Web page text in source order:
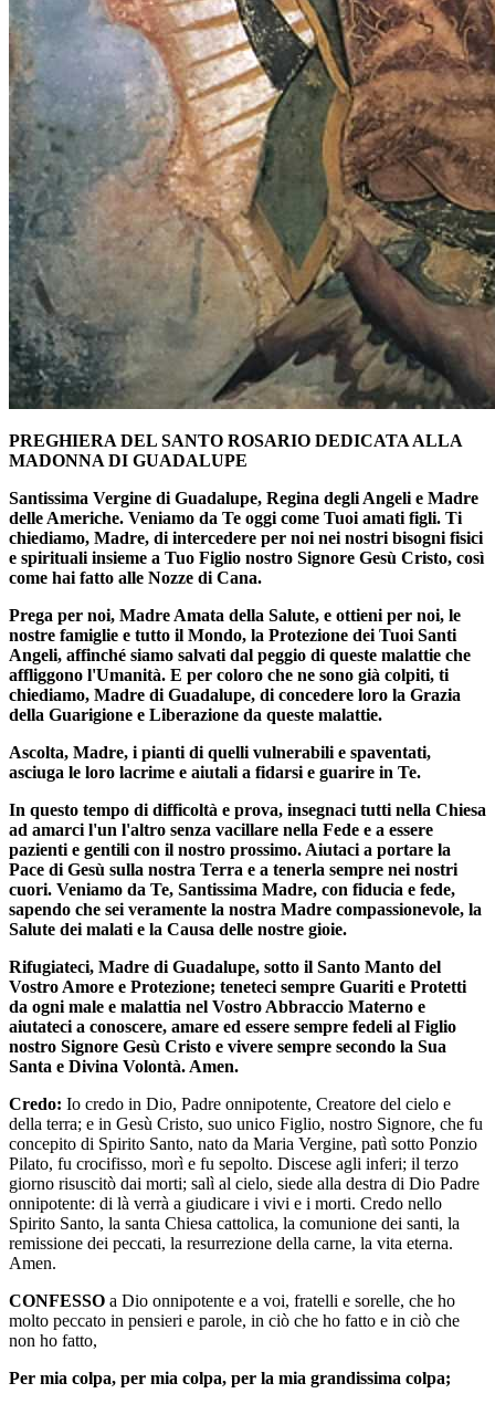
PREGHIERA DEL SANTO ROSARIO DEDICATA ALLA
MADONNA DI GUADALUPE
Santissima Vergine di Guadalupe, Regina degli Angeli e Madre
delle Americhe. Veniamo da Te oggi come Tuoi amati figli. Ti
chiediamo, Madre, di intercedere per noi nei nostri bisogni fisici
e spirituali insieme a Tuo Figlio nostro Signore Gesù Cristo, così
come hai fatto alle Nozze di Cana.
Prega per noi, Madre Amata della Salute, e ottieni per noi, le
nostre famiglie e tutto il Mondo, la Protezione dei Tuoi Santi
Angeli, affinché siamo salvati dal peggio di queste malattie che
affliggono l'Umanità. E per coloro che ne sono già colpiti, ti
chiediamo, Madre di Guadalupe, di concedere loro la Grazia
della Guarigione e Liberazione da queste malattie.
Ascolta, Madre, i pianti di quelli vulnerabili e spaventati,
asciuga le loro lacrime e aiutali a fidarsi e guarire in Te.
In questo tempo di difficoltà e prova, insegnaci tutti nella Chiesa
ad amarci l'un l'altro senza vacillare nella Fede e a essere
pazienti e gentili con il nostro prossimo. Aiutaci a portare la
Pace di Gesù sulla nostra Terra e a tenerla sempre nei nostri
cuori. Veniamo da Te, Santissima Madre, con fiducia e fede,
sapendo che sei veramente la nostra Madre compassionevole, la
Salute dei malati e la Causa delle nostre gioie.
Rifugiateci, Madre di Guadalupe, sotto il Santo Manto del
Vostro Amore e Protezione; teneteci sempre Guariti e Protetti
da ogni male e malattia nel Vostro Abbraccio Materno e
aiutateci a conoscere, amare ed essere sempre fedeli al Figlio
nostro Signore Gesù Cristo e vivere sempre secondo la Sua
Santa e Divina Volontà. Amen.
Credo: Io credo in Dio, Padre onnipotente, Creatore del cielo e
della terra; e in Gesù Cristo, suo unico Figlio, nostro Signore, che fu
concepito di Spirito Santo, nato da Maria Vergine, patì sotto Ponzio
Pilato, fu crocifisso, morì e fu sepolto. Discese agli inferi; il terzo
giorno risuscitò dai morti; salì al cielo, siede alla destra di Dio Padre
onnipotente: di là verrà a giudicare i vivi e i morti. Credo nello
Spirito Santo, la santa Chiesa cattolica, la comunione dei santi, la
remissione dei peccati, la resurrezione della carne, la vita eterna.
Amen.
CONFESSO a Dio onnipotente e a voi, fratelli e sorelle, che ho
molto peccato in pensieri e parole, in ciò che ho fatto e in ciò che
non ho fatto,
Per mia colpa, per mia colpa, per la mia grandissima colpa;